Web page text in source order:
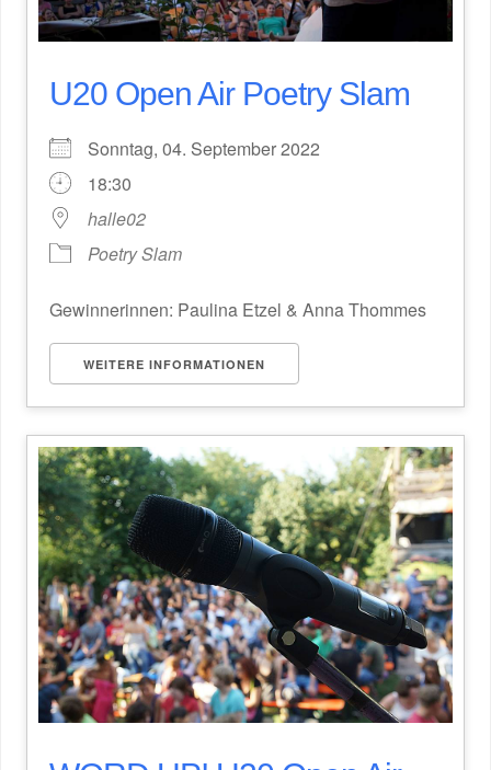
U20 Open Air Poetry Slam
Sonntag, 04. September 2022
18:30
halle02
Poetry Slam
Gewinnerinnen: Paulina Etzel & Anna Thommes
WEITERE INFORMATIONEN